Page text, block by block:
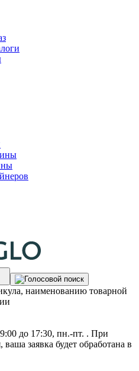
наименованию товарной
до 17:30, пн.-пт. . При
заявка будет обработана в